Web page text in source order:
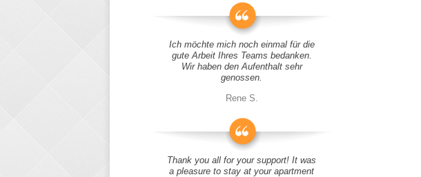
Ich möchte mich noch einmal für die
gute Arbeit Ihres Teams bedanken.
Wir haben den Aufenthalt sehr
genossen.
Rene S.
Thank you all for your support! It was
a pleasure to stay at your apartment